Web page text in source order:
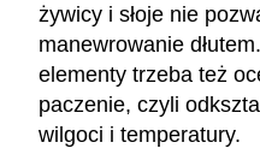
żywicy i słoje nie
manewrowanie
elementy trzeba też
paczenie, czyli
wilgoci i temperatury.